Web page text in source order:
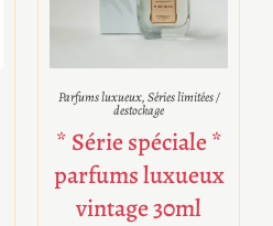
Parfums luxueux,Séries limitées /
destockage
* Série spéciale *
parfums luxueux
vintage 30ml